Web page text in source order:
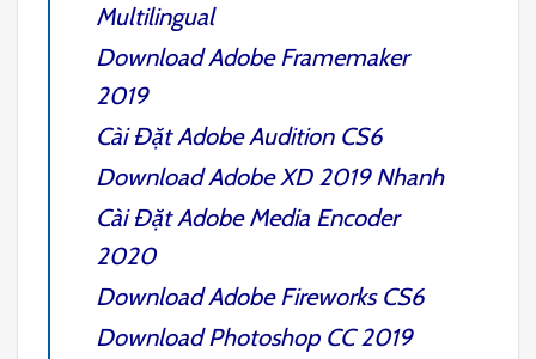
Multilingual
DownloadAdobe Framemaker
2019
Cài ĐặtAdobe Audition CS6
DownloadAdobe XD 2019Nhanh
Cài ĐặtAdobe Media Encoder
2020
DownloadAdobe Fireworks CS6
DownloadPhotoshop CC 2019